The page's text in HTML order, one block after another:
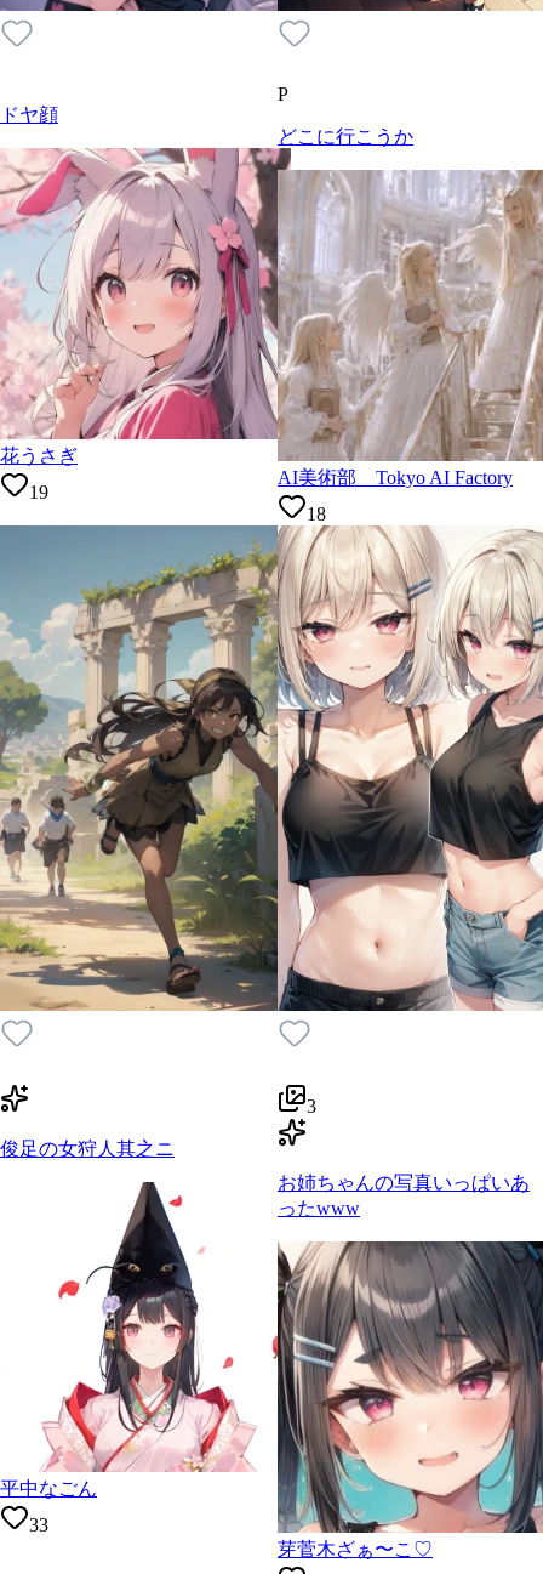
ドヤ顔
花うさぎ
19
P
どこに行こうか
AI美術部 Tokyo AI Factory
18
俊足の女狩人其之ニ
平中なごん
33
3
お姉ちゃんの写真いっぱいあ
ったwww
芽菅木ざぁ〜こ♡